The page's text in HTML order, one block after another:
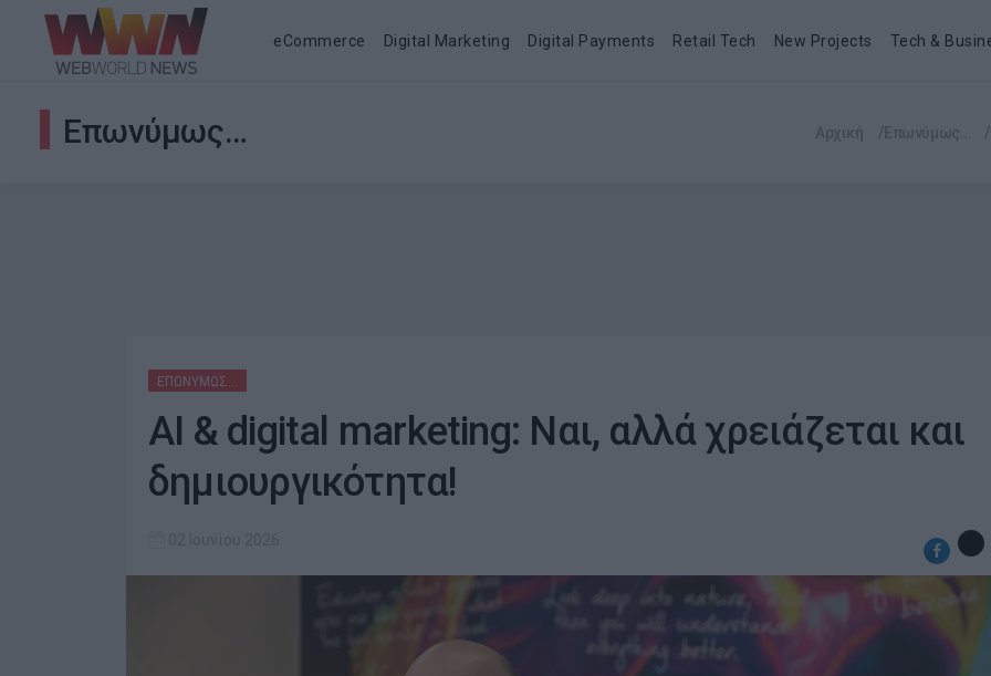
eCommerce Digital Marketing Digital Payments Retail Tech New Projects Tech &
Επωνύμως…
ΕΠΩΝΎΜΩΣ…
AI & digital marketing: Ναι, αλλά χρειάζεται και
δημιουργικότητα!